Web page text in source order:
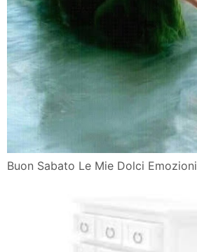
Buon Sabato Le Mie Dolci Emozioni